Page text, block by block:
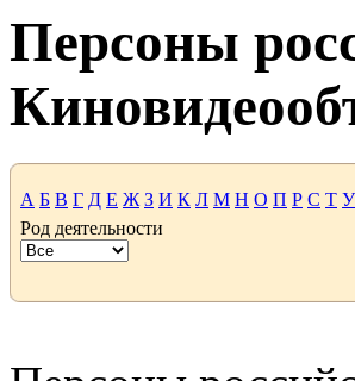
Персоны
А Б В Г Д Е Ж З И К Л М Н О П Р С Т У
Род деятельности